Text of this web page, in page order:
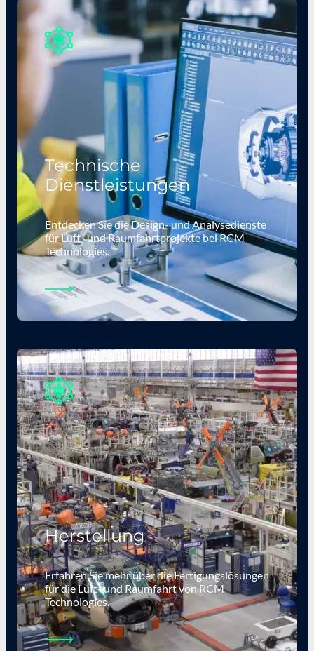
Technische
Dienstleistungen
Entdecken Sie die Design- und Analysedienste
für Luft- und Raumfahrtprojekte bei RCM
Technologies.
Herstellung
Erfahren Sie mehr über die Fertigungslösungen
für die Luft- und Raumfahrt von RCM
Technologies.